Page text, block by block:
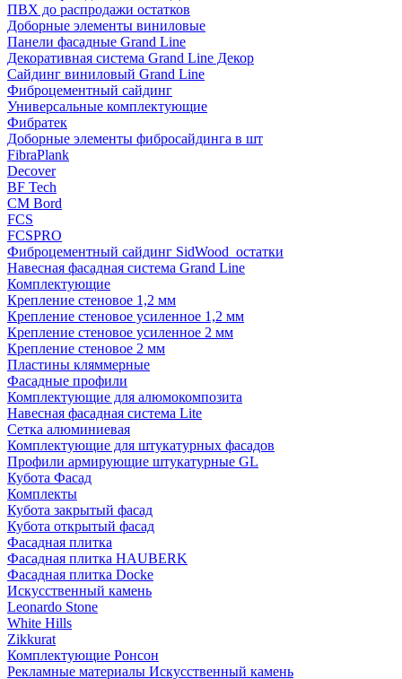
ПВХ до распродажи остатков
Доборные элементы виниловые
Панели фасадные Grand Line
Декоративная система Grand Line Декор
Сайдинг виниловый Grand Line
Фиброцементный сайдинг
Универсальные комплектующие
Фибратек
Доборные элементы фибросайдинга в шт
FibraPlank
Decover
BF Tech
CM Bord
FCS
FCSPRO
Фиброцементный сайдинг SidWood_остатки
Навесная фасадная система Grand Line
Комплектующие
Крепление стеновое 1,2 мм
Крепление стеновое усиленное 1,2 мм
Крепление стеновое усиленное 2 мм
Крепление стеновое 2 мм
Пластины кляммерные
Фасадные профили
Комплектующие для алюмокомпозита
Навесная фасадная система Lite
Сетка алюминиевая
Комплектующие для штукатурных фасадов
Профили армирующие штукатурные GL
Кубота Фасад
Комплекты
Кубота закрытый фасад
Кубота открытый фасад
Фасадная плитка
Фасадная плитка HAUBERK
Фасадная плитка Docke
Искусственный камень
Leonardo Stone
White Hills
Zikkurat
Комплектующие Ронсон
Рекламные материалы Искусственный камень